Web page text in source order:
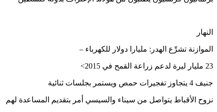
النهار
الموازنة تشرِّع الهدر: مليارا دولار للكهرباء –
23 مليار ليرة لدعم زراعة القمح في 2015>
جنيف 4 يتجاوز تفجيرات حمص ويستمر بجلسات ثنائية
نزوح الأقباط يتواصل من سيناء والسيسي أمر بتقديم المساعدة لهم